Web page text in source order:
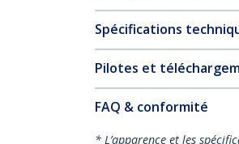
Spécifications
Pilotes et
FAQ & conformité
* L’apparence et les